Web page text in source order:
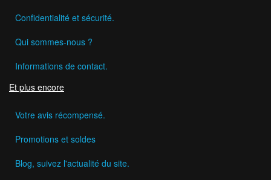
Confidentialité et sécurité.
Qui sommes-nous ?
Informations de contact.
Et plus encore
Votre avis récompensé.
Promotions et soldes
Blog, suivez l'actualité du site.